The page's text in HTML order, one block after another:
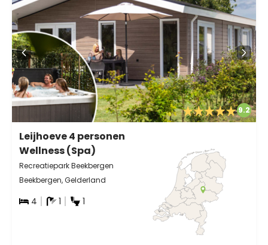
9.2
Leijhoeve 4 personen
Wellness (Spa)
Recreatiepark Beekbergen
Beekbergen, Gelderland
4 1 1